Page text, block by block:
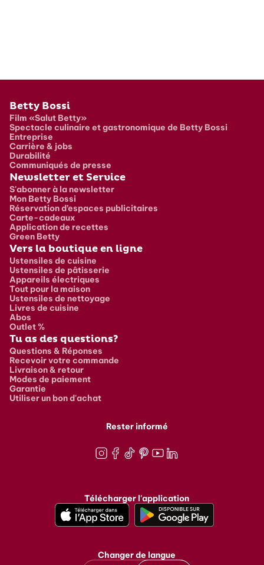
Pied de page
Betty Bossi
Film «Salut Betty»
Spectacle culinaire et gastronomique de Betty Bossi
Entreprise
Carrière & jobs
Durabilité
Communiqués de presse
Newsletter et Service
S'abonner à la newsletter
Mon Betty Bossi
Réservation d’espaces publicitaires
Carte-cadeaux
Application de recettes
Green Betty
Vers la boutique en ligne
Ustensiles de cuisine
Ustensiles de pâtisserie
Appareils électriques
Tout pour la maison
Ustensiles de nettoyage
Livres de cuisine
Abos
Outlet %
Tu as des questions?
Questions & Réponses
Recevoir votre commande
Livraison & retour
Modes de paiement
Garantie
Utiliser un bon d'achat
Rester informé
Télécharger l'application
Changer de langue